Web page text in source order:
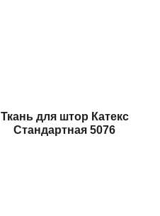
Ткань для штор Катекс
Стандартная 5076